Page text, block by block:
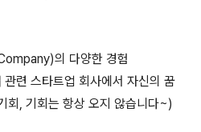
의 다양한 경험
련 스타트업 회사에서 자신의 꿈
회, 기회는 항상 오지 않습니다~)